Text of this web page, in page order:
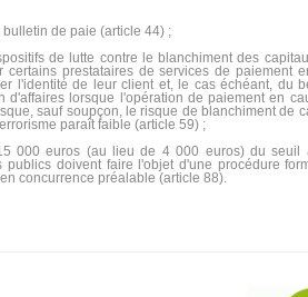
de paie (article 44) ;
de lutte contre le blanchiment des
certains prestataires de services de paiement
l'identité de leur client et, le cas échéant, du
d'affaires lorsque l'opération de paiement en
sauf soupçon, le risque de blanchiment de
paraît faible (article 59) ;
000 euros (au lieu de 4 000 euros) du seuil
publics doivent faire l'objet d'une procédure
concurrence préalable (article 88).